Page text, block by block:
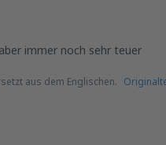
immer noch sehr teuer
aus dem Englischen.